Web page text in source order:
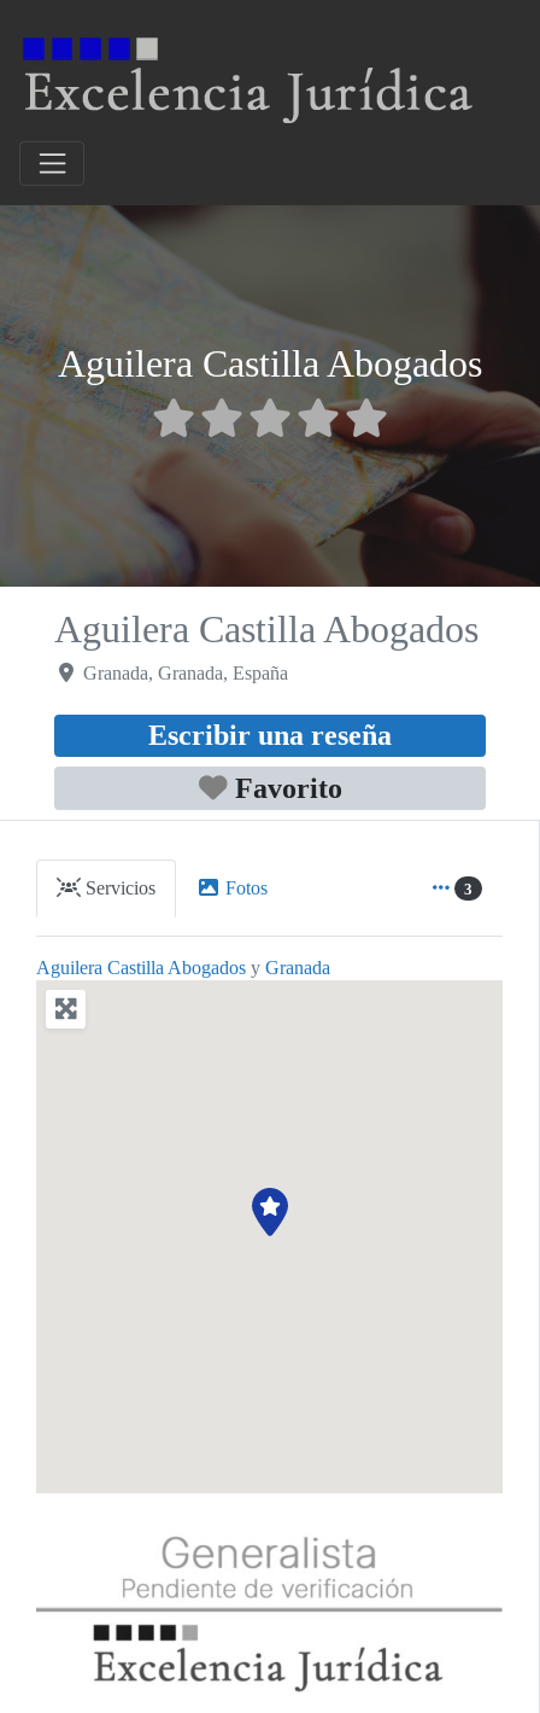
Aguilera Castilla Abogados
Aguilera Castilla Abogados
Granada, Granada, España
Escribir una reseña
Favorito
Servicios Fotos 3
Aguilera Castilla Abogados y Granada